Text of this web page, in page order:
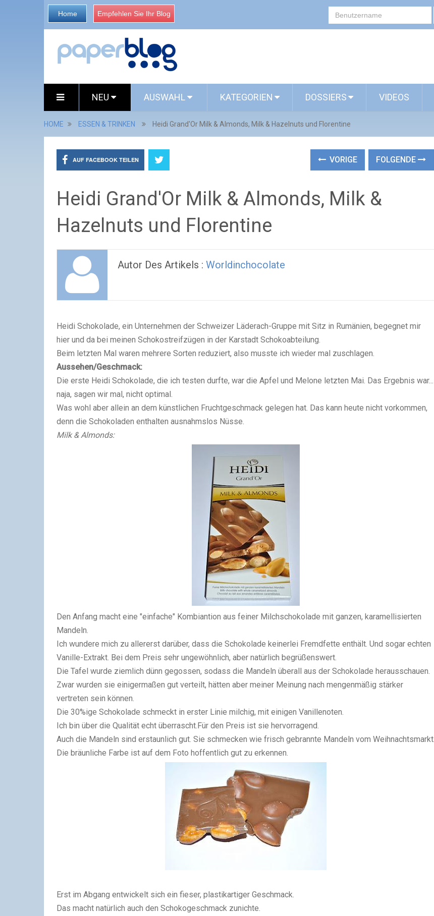
Home Empfehlen Sie Ihr Blog
NEU AUSWAHL KATEGORIEN DOSSIERS VIDEOS
HOME ESSEN & TRINKEN Heidi Grand'Or Milk & Almonds, Milk & Hazelnuts und Florentine
AUF FACEBOOK TEILEN VORIGE FOLGENDE
Heidi Grand'Or Milk & Almonds, Milk &
Hazelnuts und Florentine
Autor Des Artikels : Worldinchocolate
Heidi Schokolade, ein Unternehmen der Schweizer Läderach-Gruppe mit Sitz in Rumänien, begegnet mir
hier und da bei meinen Schokostreifzügen in der Karstadt Schokoabteilung.
Beim letzten Mal waren mehrere Sorten reduziert, also musste ich wieder mal zuschlagen.
Aussehen/Geschmack:
Die erste Heidi Schokolade, die ich testen durfte, war die Apfel und Melone letzten Mai. Das Ergebnis war...
naja, sagen wir mal, nicht optimal.
Was wohl aber allein an dem künstlichen Fruchtgeschmack gelegen hat. Das kann heute nicht vorkommen,
denn die Schokoladen enthalten ausnahmslos Nüsse.
Milk & Almonds:
Den Anfang macht eine "einfache" Kombiantion aus feiner Milchschokolade mit ganzen, karamellisierten
Mandeln.
Ich wundere mich zu allererst darüber, dass die Schokolade keinerlei Fremdfette enthält. Und sogar echten
Vanille-Extrakt. Bei dem Preis sehr ungewöhnlich, aber natürlich begrüßenswert.
Die Tafel wurde ziemlich dünn gegossen, sodass die Mandeln überall aus der Schokolade herausschauen.
Zwar wurden sie einigermaßen gut verteilt, hätten aber meiner Meinung nach mengenmäßig stärker
vertreten sein können.
Die 30%ige Schokolade schmeckt in erster Linie milchig, mit einigen Vanillenoten.
Ich bin über die Qualität echt überrascht.Für den Preis ist sie hervorragend.
Auch die Mandeln sind erstaunlich gut. Sie schmecken wie frisch gebrannte Mandeln vom Weihnachtsmarkt.
Die bräunliche Farbe ist auf dem Foto hoffentlich gut zu erkennen.
Erst im Abgang entwickelt sich ein fieser, plastikartiger Geschmack.
Das macht natürlich auch den Schokogeschmack zunichte.